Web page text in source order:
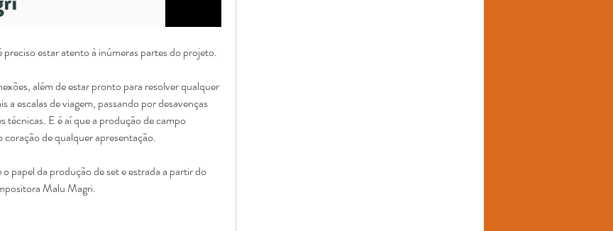
estar atento à inúmeras partes do projeto.
além de estar pronto para resolver qualquer
escalas de viagem, passando por desavenças
técnicas. E é aí que a produção de campo
de qualquer apresentação.
papel da produção de set e estrada a partir do
Malu Magri.